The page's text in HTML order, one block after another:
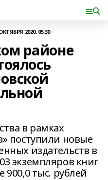
2020, 05:30
районе
в рамках
поступили новые
издательств в
экземпляров книг
тыс. рублей